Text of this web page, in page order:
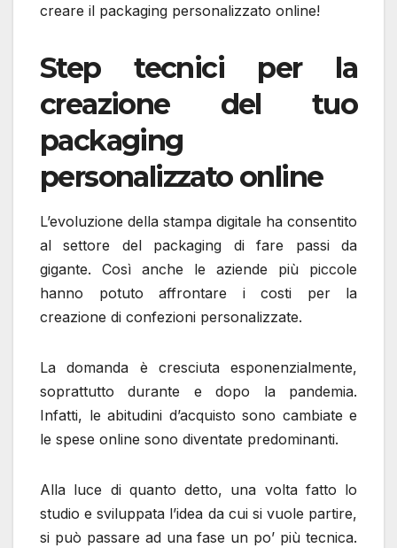
creare il packaging personalizzato online!
Step tecnici per la
creazione del tuo
packaging
personalizzato online
L’evoluzione della stampa digitale ha consentito
al settore del packaging di fare passi da
gigante. Così anche le aziende più piccole
hanno potuto affrontare i costi per la
creazione di confezioni personalizzate.
La domanda è cresciuta esponenzialmente,
soprattutto durante e dopo la pandemia.
Infatti, le abitudini d’acquisto sono cambiate e
le spese online sono diventate predominanti.
Alla luce di quanto detto, una volta fatto lo
studio e sviluppata l’idea da cui si vuole partire,
si può passare ad una fase un po’ più tecnica.